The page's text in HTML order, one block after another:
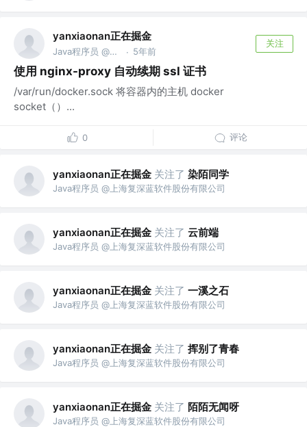
yanxiaonan正在掘金
Java程序员 @上海复深蓝软件股份有限公司 · 5年前
关注
使用 nginx-proxy 自动续期 ssl 证书
/var/run/docker.sock 将容器内的主机 docker
socket（）...
0 评论
yanxiaonan正在掘金 关注了 染陌同学
Java程序员 @上海复深蓝软件股份有限公司
yanxiaonan正在掘金 关注了 云前端
Java程序员 @上海复深蓝软件股份有限公司
yanxiaonan正在掘金 关注了 一溪之石
Java程序员 @上海复深蓝软件股份有限公司
yanxiaonan正在掘金 关注了 挥别了青春
Java程序员 @上海复深蓝软件股份有限公司
yanxiaonan正在掘金 关注了 陌陌无闻呀
Java程序员 @上海复深蓝软件股份有限公司